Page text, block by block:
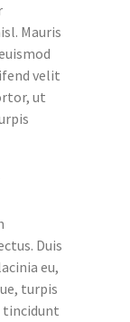
Mauris
velit
ut
Duis
eu,
turpis
tincidunt